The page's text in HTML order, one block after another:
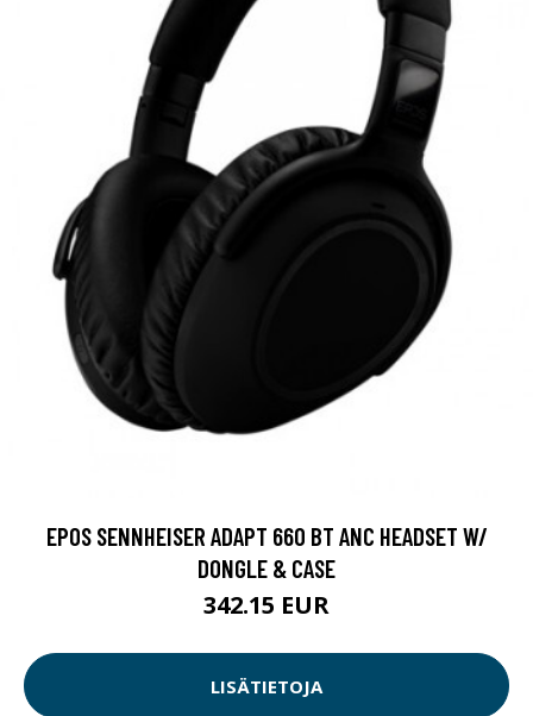
EPOS SENNHEISER ADAPT 660 BT ANC HEADSET W/
DONGLE & CASE
342.15 EUR
LISÄTIETOJA